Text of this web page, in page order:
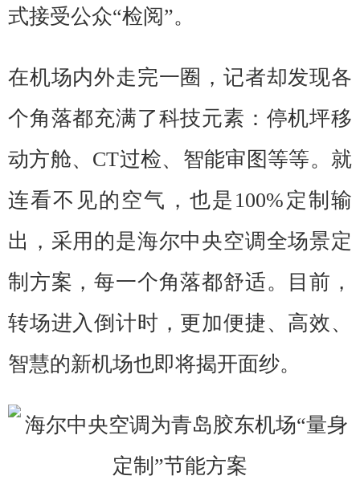
式接受公众“检阅”。
在机场内外走完一圈，记者却发现各
个角落都充满了科技元素：停机坪移
动方舱、CT过检、智能审图等等。就
连看不见的空气，也是100%定制输
出，采用的是海尔中央空调全场景定
制方案，每一个角落都舒适。目前，
转场进入倒计时，更加便捷、高效、
智慧的新机场也即将揭开面纱。